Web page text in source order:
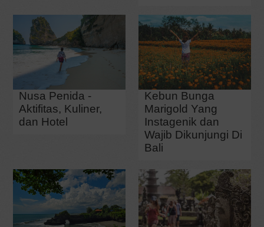
Nusa Penida -
Aktifitas, Kuliner,
dan Hotel
Kebun Bunga
Marigold Yang
Instagenik dan
Wajib Dikunjungi Di
Bali